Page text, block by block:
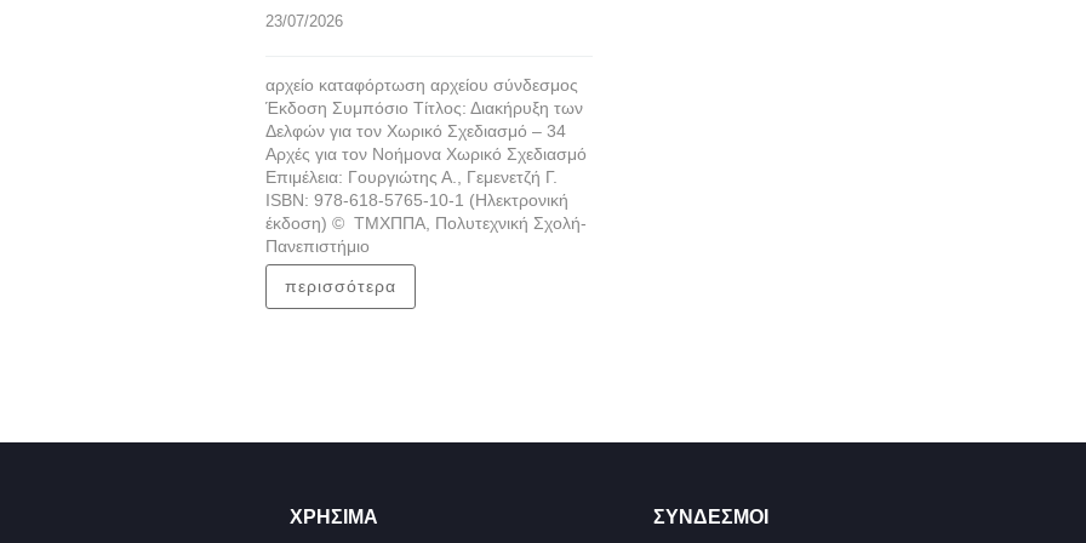
23/07/2026
αρχείο καταφόρτωση αρχείου σύνδεσμος
Έκδοση Συμπόσιο Τίτλος: Διακήρυξη των
Δελφών για τον Χωρικό Σχεδιασμό – 34
Αρχές για τον Νοήμονα Χωρικό Σχεδιασμό
Επιμέλεια: Γουργιώτης Α., Γεμενετζή Γ.
ISBN: 978-618-5765-10-1 (Ηλεκτρονική
έκδοση) © ΤΜΧΠΠΑ, Πολυτεχνική Σχολή-
Πανεπιστήμιο
περισσότερα
ΧΡΉΣΙΜΑ ΣΥΝΔΕΣΜΟΙ